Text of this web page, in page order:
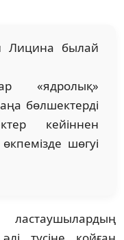
Лицина былай
«ядролық»
бөлшектерді
кейіннен
шөгуі